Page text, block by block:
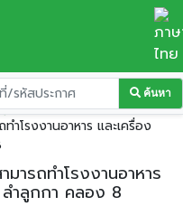
ค้นหา
มธานี
ลำลูกกา
ำโรงงานอาหาร และเครื่อง
ารถทำโรงงานอาหาร
ลำลูกกา คลอง 8